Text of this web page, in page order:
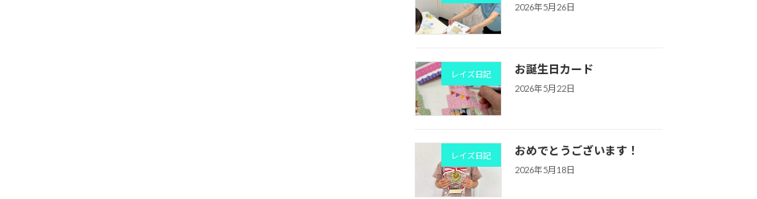
2026年5月26日
レイズ日記 お誕生日カード
2026年5月22日
レイズ日記 おめでとうございます！
2026年5月18日